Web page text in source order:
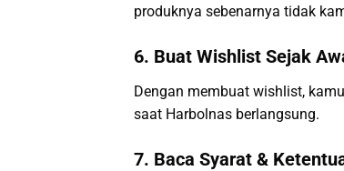
produknya sebenarnya tidak
6. Buat Wishlist Sejak
Dengan membuat wishlist,
saat Harbolnas berlangsung.
7. Baca Syarat &